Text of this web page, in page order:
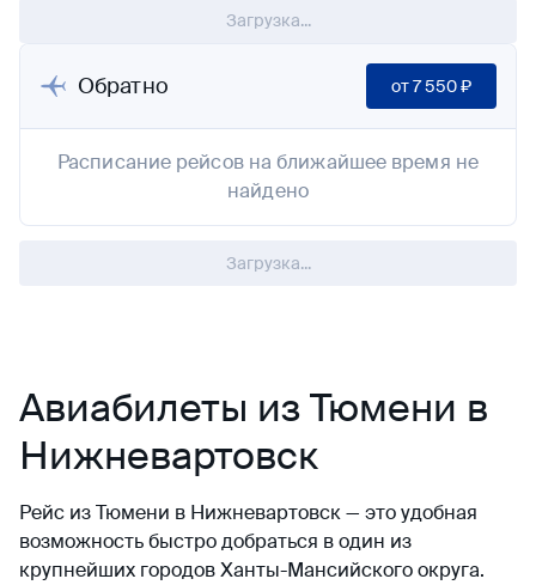
Загрузка...
Обратно от7 550 ₽
Расписание рейсов на ближайшее время не
найдено
Загрузка...
Авиабилеты из Тюмени в
Нижневартовск
Рейс из Тюмени в Нижневартовск — это удобная
возможность быстро добраться в один из
крупнейших городов Ханты-Мансийского округа.